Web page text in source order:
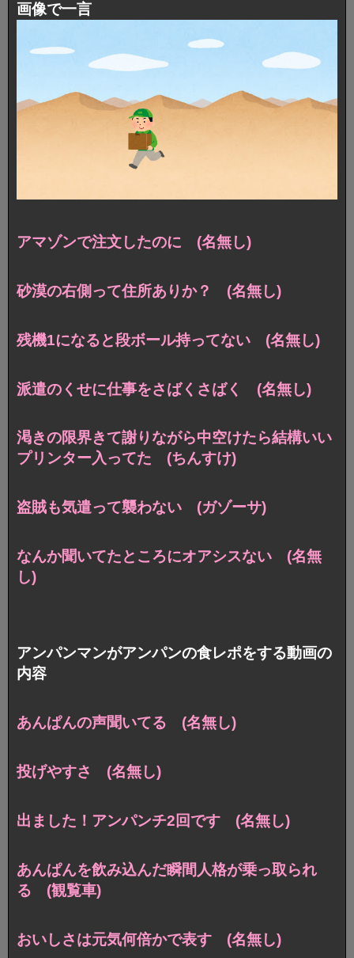
画像で一言
アマゾンで注文したのに (名無し)
砂漠の右側って住所ありか？ (名無し)
残機1になると段ボール持ってない (名無し)
派遣のくせに仕事をさばくさばく (名無し)
渇きの限界きて謝りながら中空けたら結構いい
プリンター入ってた (ちんすけ)
盗賊も気遣って襲わない (ガゾーサ)
なんか聞いてたところにオアシスない (名無
し)
アンパンマンがアンパンの食レポをする動画の
内容
あんぱんの声聞いてる (名無し)
投げやすさ (名無し)
出ました！アンパンチ2回です (名無し)
あんぱんを飲み込んだ瞬間人格が乗っ取られ
る (観覧車)
おいしさは元気何倍かで表す (名無し)